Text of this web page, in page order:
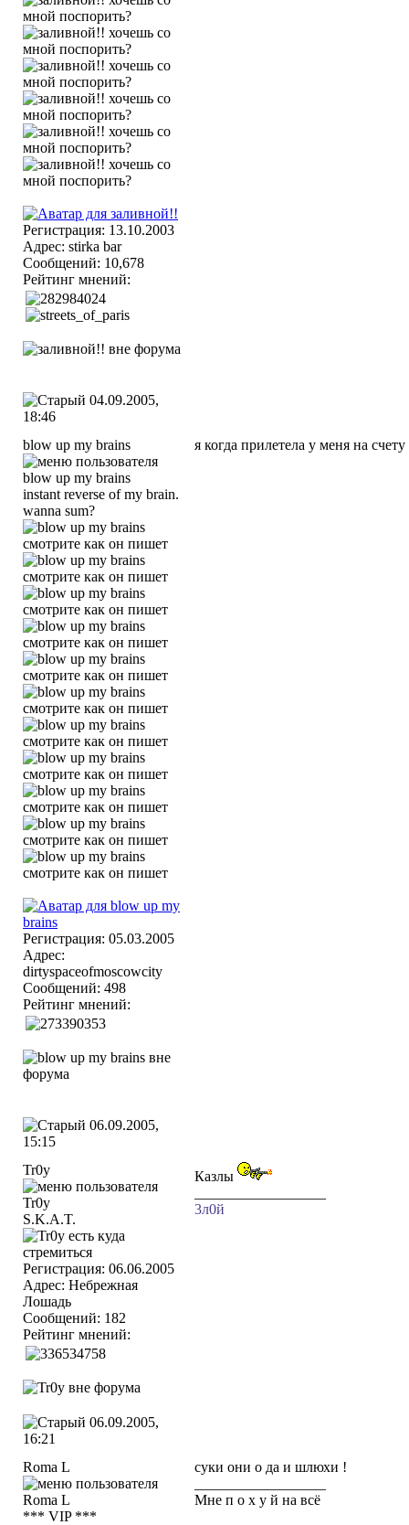
Регистрация: 13.10.2003
Адрес: stirka bar
Сообщений: 10,678
Рейтинг мнений:
04.09.2005,
18:46
blow up my brains
instant reverse of my brain.
wanna sum?
Регистрация: 05.03.2005
Адрес:
dirtyspaceofmoscowcity
Сообщений: 498
Рейтинг мнений:
я когда прилетела у меня на
06.09.2005,
15:15
Tr0y
S.K.A.T.
Регистрация: 06.06.2005
Адрес: Небрежная
Лошадь
Сообщений: 182
Рейтинг мнений:
Казлы
3л0й
06.09.2005,
16:21
Roma L
*** VIP ***
суки они о да и шлюхи !
Мне п о х у й на всё